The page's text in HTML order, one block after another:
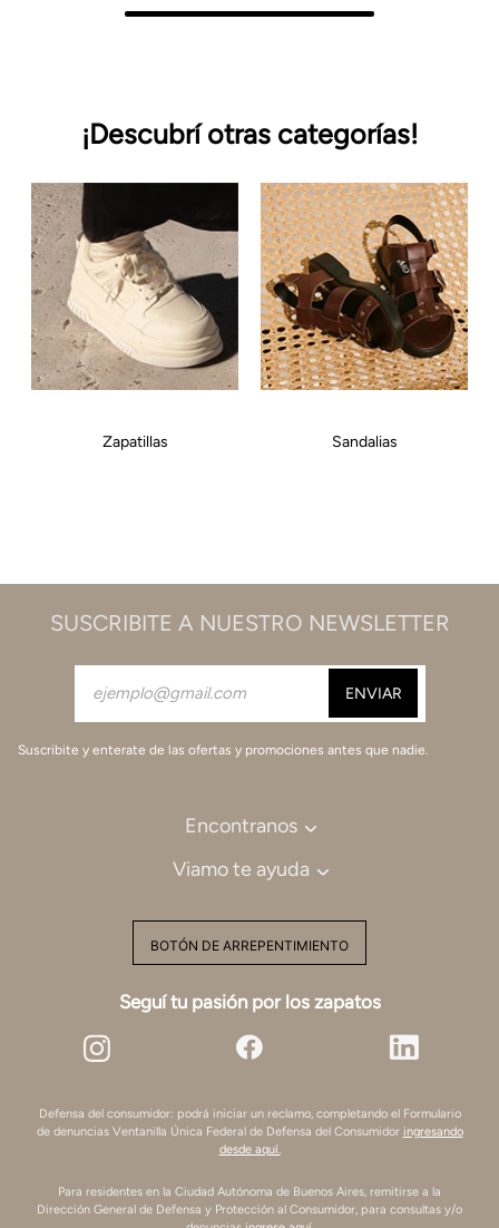
¡Descubrí otras categorías!
Zapatillas Sandalias
SUSCRIBITE A NUESTRO NEWSLETTER
Suscribite y enterate de las ofertas y promociones antes que nadie.
Encontranos
Viamo te ayuda
BOTÓN DE ARREPENTIMIENTO
Seguí tu pasión por los zapatos
Defensa del consumidor: podrá iniciar un reclamo, completando el Formulario
de denuncias Ventanilla Única Federal de Defensa del Consumidor ingresando
desde aquí.
Para residentes en la Ciudad Autónoma de Buenos Aires, remitirse a la
Dirección General de Defensa y Protección al Consumidor, para consultas y/o